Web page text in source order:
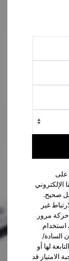
على
الإلكتروني
صحيح.
غير
مرور
استخدام
السادة/
لها أو
الامتياز قد